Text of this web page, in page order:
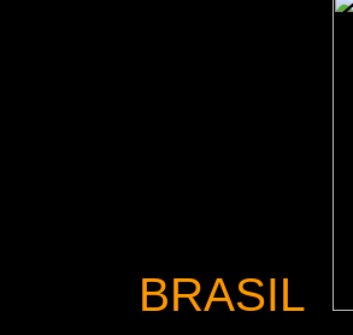
BRASIL